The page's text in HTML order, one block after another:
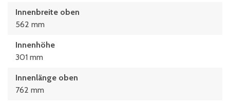
Innenbreite oben
562 mm
Innenhöhe
301 mm
Innenlänge oben
762 mm